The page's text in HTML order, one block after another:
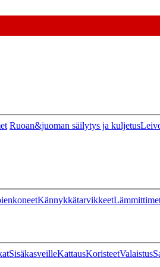
Ruoan&juoman säilytys ja kuljetus
Kännykkätarvikkeet
SisäkasveilleKattausKoristeetValaistus